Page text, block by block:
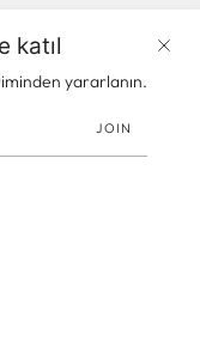
katıl
yararlanın.
JOIN